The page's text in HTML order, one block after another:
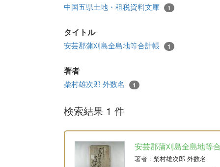
中国五県土地・租税資料文庫 1
タイトル
安芸郡蒲刈島全島地等合計帳 1
著者
柴村雄次郎 外数名 1
検索結果 1 件
安芸郡蒲刈島全島地等
著者 : 柴村雄次郎 外数名